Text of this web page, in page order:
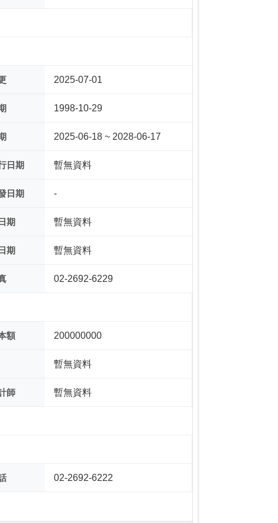
2025-07-01
1998-10-29
2025-06-18 ~ 2028-06-17
日期 暫無資料
日期 -
期 暫無資料
期 暫無資料
02-2692-6229
額 200000000
暫無資料
師 暫無資料
02-2692-6222